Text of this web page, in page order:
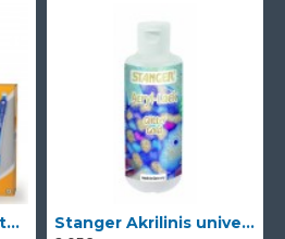
Bic Velocity MP05 automatinis pieštukas su 3 x 0.5mm HB grafitais (dėžutėje 12vnt. skirtingomis korp Stanger Akrilinis universalus lakas, žvilgančio aukso efektas, 82 ml, 1 vnt KI12780A